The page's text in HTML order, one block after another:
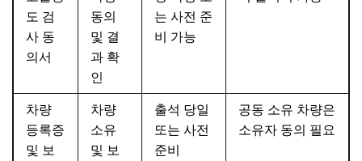
도 검
사 동
의서
동의
및 결
과 확
인
는 사전 준
비 가능
차량
등록증
및 보
차량
소유
및 보
출석 당일
또는 사전
준비
공동 소유 차량은
소유자 동의 필요